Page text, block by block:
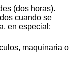
(dos horas).
cuando se
en especial:
maquinaria o